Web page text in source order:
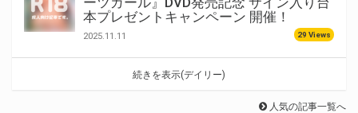
本プレゼントキャンペーン 開催！
2025.11.11 29 Views
続きを表示(デイリー)
人気の記事一覧へ